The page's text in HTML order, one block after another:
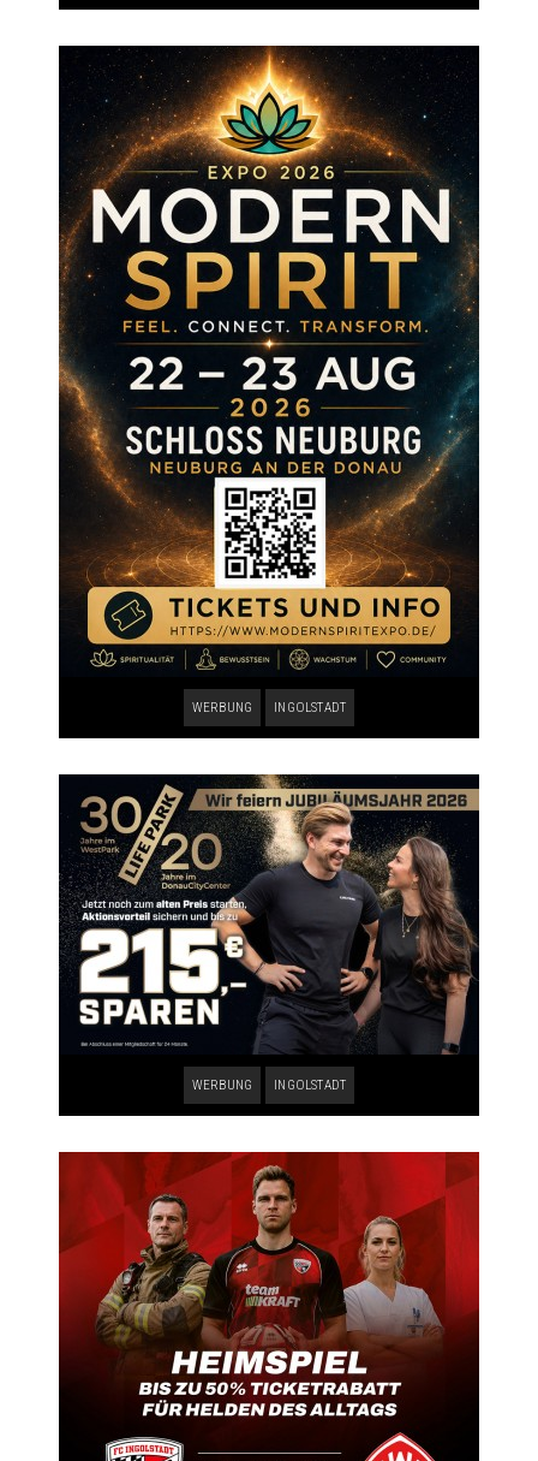
WERBUNG INGOLSTADT
WERBUNG INGOLSTADT